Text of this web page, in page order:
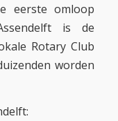
eerste omloop
is de
Rotary Club
worden